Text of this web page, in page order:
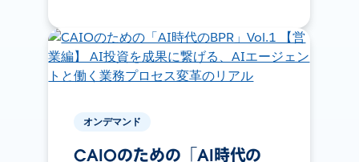
オンデマンド
CAIOのための「AI時代の